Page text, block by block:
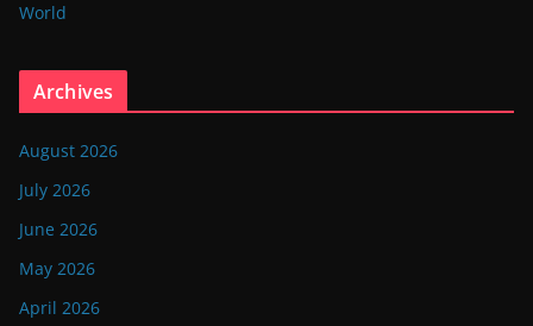
World
Archives
August 2026
July 2026
June 2026
May 2026
April 2026